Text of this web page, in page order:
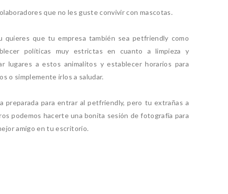
que no les guste convivir con mascotas.
que tu empresa también sea petfriendly como
políticas muy estrictas en cuanto a limpieza y
lugares a estos animalitos y establecer horarios para
o simplemente irlos a saludar.
preparada para entrar al petfriendly, pero tu extrañas a
podemos hacerte una bonita sesión de fotografía para
amigo en tu escritorio.